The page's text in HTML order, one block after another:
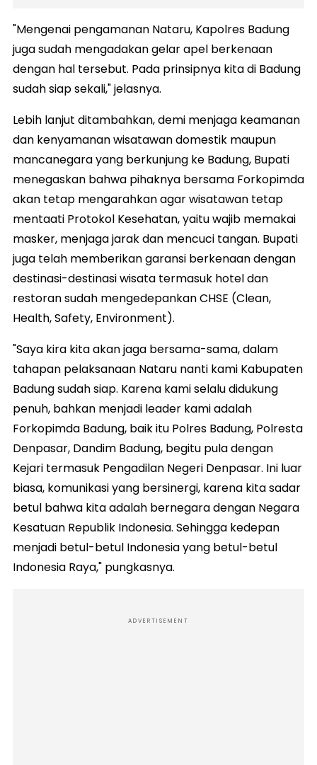
"Mengenai pengamanan Nataru, Kapolres Badung
juga sudah mengadakan gelar apel berkenaan
dengan hal tersebut. Pada prinsipnya kita di Badung
sudah siap sekali," jelasnya.
Lebih lanjut ditambahkan, demi menjaga keamanan
dan kenyamanan wisatawan domestik maupun
mancanegara yang berkunjung ke Badung, Bupati
menegaskan bahwa pihaknya bersama Forkopimda
akan tetap mengarahkan agar wisatawan tetap
mentaati Protokol Kesehatan, yaitu wajib memakai
masker, menjaga jarak dan mencuci tangan. Bupati
juga telah memberikan garansi berkenaan dengan
destinasi-destinasi wisata termasuk hotel dan
restoran sudah mengedepankan CHSE (Clean,
Health, Safety, Environment).
"Saya kira kita akan jaga bersama-sama, dalam
tahapan pelaksanaan Nataru nanti kami Kabupaten
Badung sudah siap. Karena kami selalu didukung
penuh, bahkan menjadi leader kami adalah
Forkopimda Badung, baik itu Polres Badung, Polresta
Denpasar, Dandim Badung, begitu pula dengan
Kejari termasuk Pengadilan Negeri Denpasar. Ini luar
biasa, komunikasi yang bersinergi, karena kita sadar
betul bahwa kita adalah bernegara dengan Negara
Kesatuan Republik Indonesia. Sehingga kedepan
menjadi betul-betul Indonesia yang betul-betul
Indonesia Raya," pungkasnya.
ADVERTISEMENT